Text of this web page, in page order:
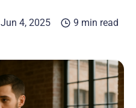
Jun 4, 2025 9 min read